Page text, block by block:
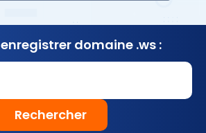
enregistrerdomaine .ws :
Rechercher